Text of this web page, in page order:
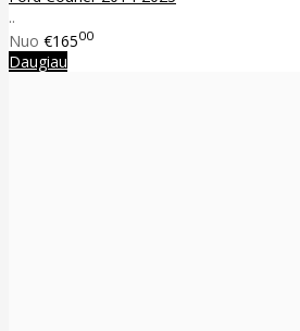
..
Nuo €16500
Daugiau